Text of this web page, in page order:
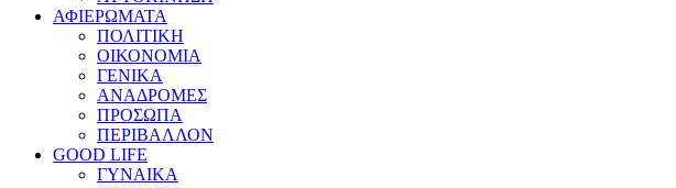
ΑΦΙΕΡΩΜΑΤΑ
ΠΟΛΙΤΙΚΗ
ΟΙΚΟΝΟΜΙΑ
ΓΕΝΙΚΑ
ΑΝΑΔΡΟΜΕΣ
ΠΡΟΣΩΠΑ
ΠΕΡΙΒΑΛΛΟΝ
GOOD LIFE
ΓΥΝΑΙΚΑ